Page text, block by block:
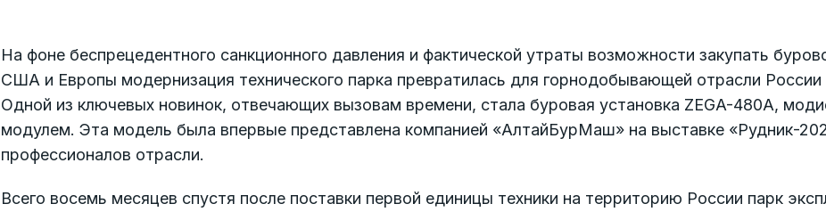
На фоне беспрецедентного санкционного давления и фактической утраты возможности закупать
США и Европы модернизация технического парка превратилась для горнодобывающей отрасли России
Одной из ключевых новинок, отвечающих вызовам времени, стала буровая установка ZEGA-480A,
модулем. Эта модель была впервые представлена компанией «АлтайБурМаш» на выставке «Рудник-
профессионалов отрасли.
Всего восемь месяцев спустя после поставки первой единицы техники на территорию России парк